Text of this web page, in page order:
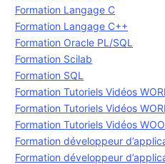
Formation Langage C
Formation Langage C++
Formation Oracle PL/SQL
Formation Scilab
Formation SQL
Formation Tutoriels Vidéos
Formation Tutoriels Vidéos
Formation Tutoriels Vidéos
Formation développeur
Formation développeur